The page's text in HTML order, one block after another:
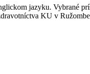
jazyku. Vybrané
KU v